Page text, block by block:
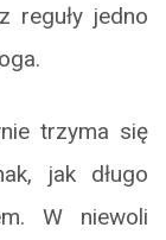
reguły jedno
trzyma się
jak długo
W niewoli